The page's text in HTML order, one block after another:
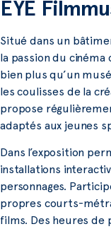
EYE
Situé dans un
la passion du
bien plus qu’un
les coulisses de la
propose
adaptés aux jeunes
Dans l’exposition
installations
personnages.
propres courts-
films. Des heures de